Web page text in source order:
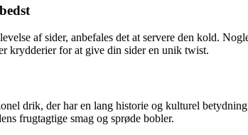
af sider, anbefales det at servere den kold.
krydderier for at give din sider en unik twist.
drik, der har en lang historie og kulturel
frugtagtige smag og sprøde bobler.